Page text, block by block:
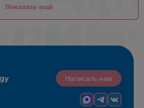
Показать ещё
Написать нам